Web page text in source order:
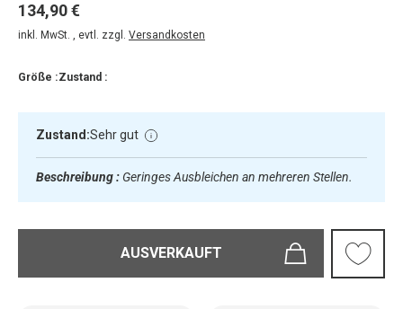
134,90 €
inkl. MwSt. , evtl. zzgl. Versandkosten
Größe :Zustand :
Zustand:Sehr gut
Beschreibung : Geringes Ausbleichen an mehreren Stellen.
AUSVERKAUFT